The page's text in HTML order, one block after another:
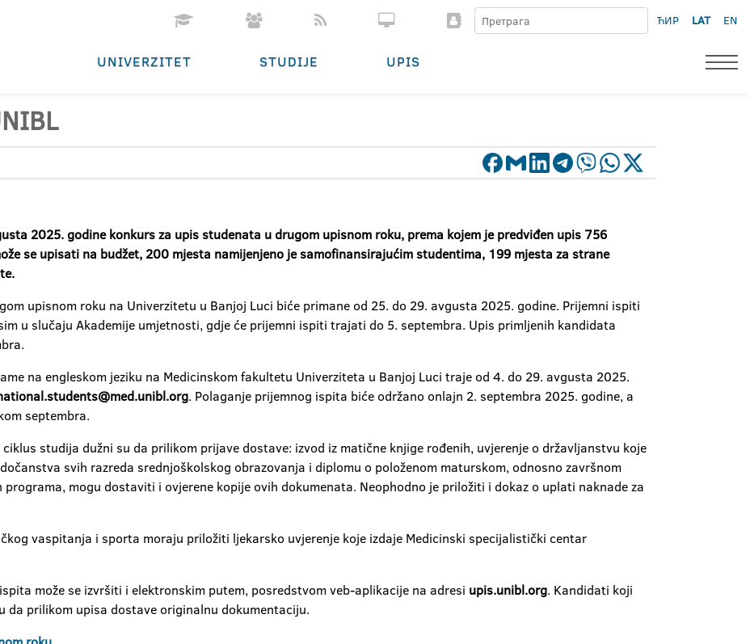
ЋИР LAT EN
UNIVERZITET STUDIJE UPIS
2025. godine konkurs za upis studenata u drugom upisnom roku, prema kojem je predviđen upis 756
se upisati na budžet, 200 mjesta namijenjeno je samofinansirajućim studentima, 199 mjesta za strane
upisnom roku na Univerzitetu u Banjoj Luci biće primane od 25. do 29. avgusta 2025. godine. Prijemni ispiti
u slučaju Akademije umjetnosti, gdje će prijemni ispiti trajati do 5. septembra. Upis primljenih kandidata
na engleskom jeziku na Medicinskom fakultetu Univerziteta u Banjoj Luci traje od 4. do 29. avgusta 2025.
. Polaganje prijemnog ispita biće održano onlajn 2. septembra 2025. godine, a
septembra.
studija dužni su da prilikom prijave dostave: izvod iz matične knjige rođenih, uvjerenje o državljanstvu koje
svih razreda srednjoškolskog obrazovanja i diplomu o položenom maturskom, odnosno završnom
mogu dostaviti i ovjerene kopije ovih dokumenata. Neophodno je priložiti i dokaz o uplati naknade za
vaspitanja i sporta moraju priložiti ljekarsko uvjerenje koje izdaje Medicinski specijalistički centar
može se izvršiti i elektronskim putem, posredstvom veb-aplikacije na adresi upis.unibl.org. Kandidati koji
da prilikom upisa dostave originalnu dokumentaciju.